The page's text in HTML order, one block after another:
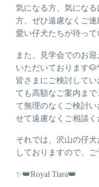
気になる方、気にな
方、ぜひ遠慮なくご
愛い仔犬たちが待って
また、見学会でのお
いただいております
皆さまにご検討して
ても高額なご案内ま
て無理のなくご検討
せて遠慮なくご相談
それでは、沢山の仔
しておりますので、
✨👑Royal Tiara👑